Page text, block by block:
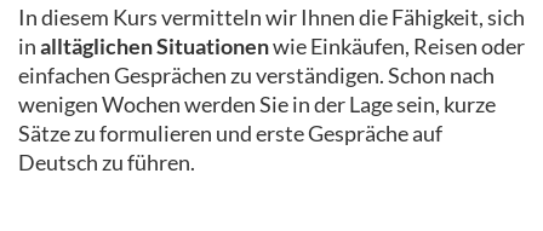
In diesem Kurs vermitteln wir Ihnen die Fähigkeit, sich
inalltäglichen Situationenwie Einkäufen, Reisen oder
einfachen Gesprächen zu verständigen. Schon nach
wenigen Wochen werden Sie in der Lage sein, kurze
Sätze zu formulieren und erste Gespräche auf
Deutsch zu führen.